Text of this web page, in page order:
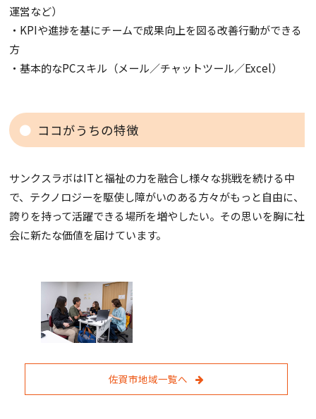
運営など）
・KPIや進捗を基にチームで成果向上を図る改善行動ができる
方
・基本的なPCスキル（メール／チャットツール／Excel）
ココがうちの特徴
サンクスラボはITと福祉の力を融合し様々な挑戦を続ける中
で、テクノロジーを駆使し障がいのある方々がもっと自由に、
誇りを持って活躍できる場所を増やしたい。その思いを胸に社
会に新たな価値を届けています。
佐賀市地域一覧へ